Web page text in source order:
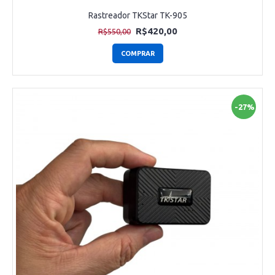
Rastreador TKStar TK-905
R$550,00 R$420,00
COMPRAR
-27%